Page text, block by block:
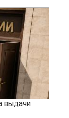
выдачи